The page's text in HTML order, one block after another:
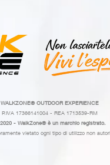
WALKZONE®OUTDOOR EXPERIENCE
P.IVA 17366141004 - REA 1713539-RM
- WalkZone® è un marchio registrato.
vietato ogni tipo di utilizzo non